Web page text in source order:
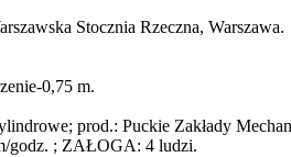
Stocznia Rzeczna, Warszawa.
0,75 m.
prod.: Puckie Zakłady
godz. ; ZAŁOGA: 4 ludzi.